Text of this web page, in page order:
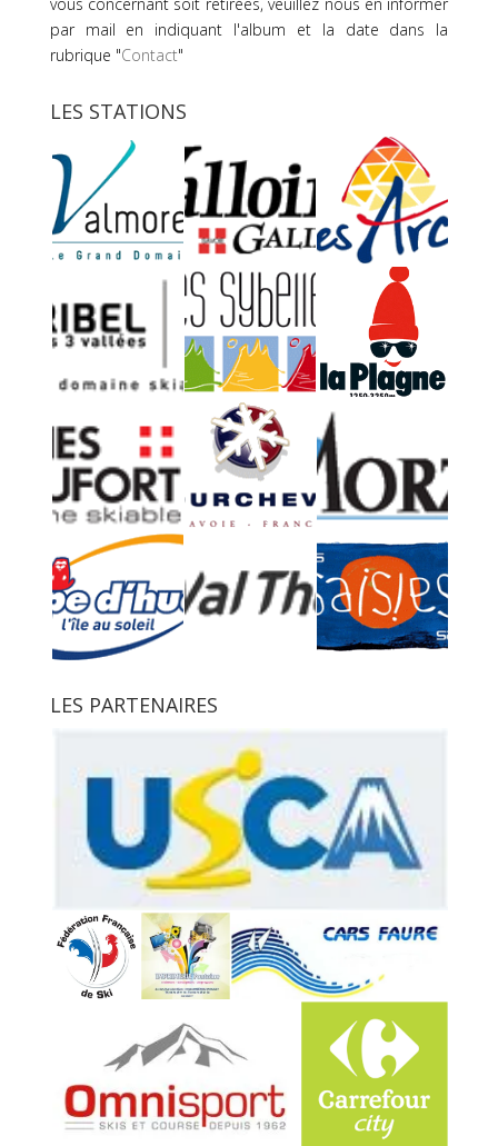
par mail en indiquant l'album et la date dans la
rubrique "Contact"
LES STATIONS
LES PARTENAIRES